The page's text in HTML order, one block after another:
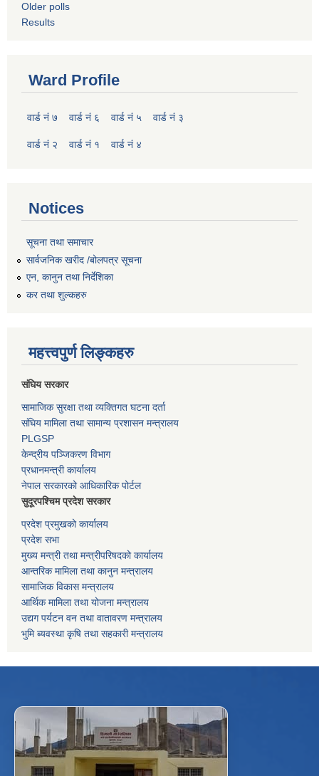
Older polls
Results
Ward Profile
वार्ड नं ७ वार्ड नं ६ वार्ड नं ५ वार्ड नं ३
वार्ड नं २ वार्ड नं १ वार्ड नं ४
Notices
सूचना तथा समाचार
सार्वजनिक खरीद /बोलपत्र सूचना
एन, कानुन तथा निर्देशिका
कर तथा शुल्कहरु
महत्त्वपुर्ण लिङ्कहरु
संघिय सरकार
सामाजिक सुरक्षा तथा व्यक्तिगत घटना दर्ता
संघिय मामिला तथा सामान्य प्रशासन मन्त्रालय
PLGSP
केन्द्रीय पञ्जिकरण विभाग
प्रधानमन्त्री कार्यालय
नेपाल सरकारको आधिकारिक पोर्टल
सुदूरपश्चिम प्रदेश सरकार
प्रदेश प्रमुखको कार्यालय
प्रदेश सभा
मुख्य मन्त्री तथा मन्त्रीपरिषदको कार्यालय
आन्तरिक मामिला तथा कानुन मन्त्रालय
सामाजिक विकास मन्त्रालय
आर्थिक मामिला तथा योजना मन्त्रालय
उद्यग पर्यटन वन तथा वातावरण मन्त्रालय
भुमि ब्यवस्था कृषि तथा सहकारी मन्त्रालय
f Facebook ⋯